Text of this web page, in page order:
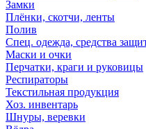
Замки
Плёнки, скотчи, ленты
Полив
Спец. одежда, средства
Маски и очки
Перчатки, краги и руковицы
Респираторы
Текстильная продукция
Хоз. инвентарь
Шнуры, веревки